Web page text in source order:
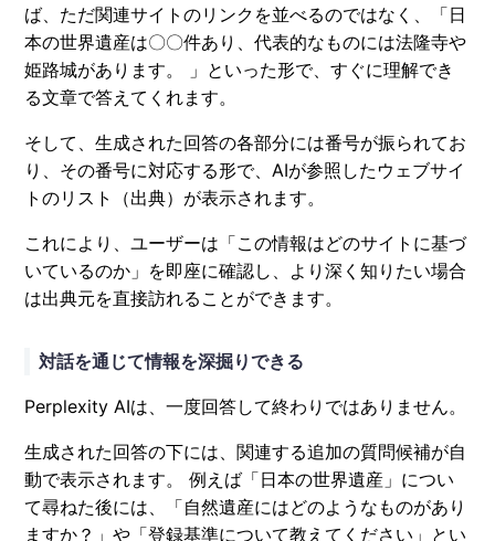
ば、ただ関連サイトのリンクを並べるのではなく、「日
本の世界遺産は〇〇件あり、代表的なものには法隆寺や
姫路城があります。 」といった形で、すぐに理解でき
る文章で答えてくれます。
そして、生成された回答の各部分には番号が振られてお
り、その番号に対応する形で、AIが参照したウェブサイ
トのリスト（出典）が表示されます。
これにより、ユーザーは「この情報はどのサイトに基づ
いているのか」を即座に確認し、より深く知りたい場合
は出典元を直接訪れることができます。
対話を通じて情報を深掘りできる
Perplexity AIは、一度回答して終わりではありません。
生成された回答の下には、関連する追加の質問候補が自
動で表示されます。 例えば「日本の世界遺産」につい
て尋ねた後には、「自然遺産にはどのようなものがあり
ますか？」や「登録基準について教えてください」とい